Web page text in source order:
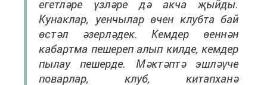
егетләре үзләре дә акча җыйды.
Кунаклар, уенчылар өчен клубта бай
өстәл әзерләдек. Кемдер өеннән
кабартма пешереп алып килде, кемдер
пылау пешерде. Мәктәптә эшләүче
поварлар, клуб, китапханә